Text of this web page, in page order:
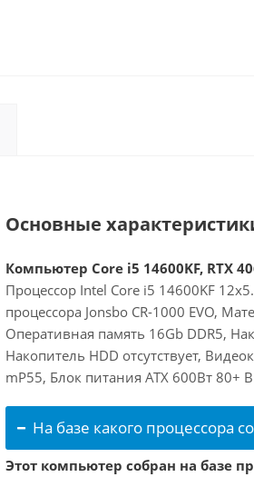
Основные
Компьютер Core i5 14600KF, RTX
Процессор Intel Core i5 14600KF
процессора Jonsbo CR-1000 EVO,
Оперативная память 16Gb DDR5,
Накопитель HDD отсутствует,
mP55, Блок питания ATX 600Вт 80+
На базе какого процессора
Этот компьютер собран на базе